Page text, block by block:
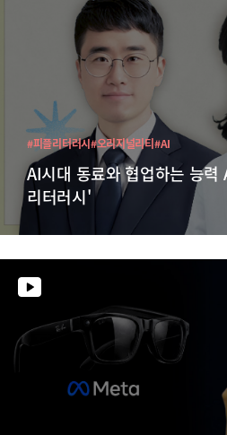
AI시대 동료와 협업하는 능력
리터러시'
#피플리터러시#오리지널리티#AI